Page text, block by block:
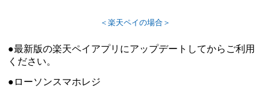
＜楽天ペイの場合＞
●最新版の楽天ペイアプリにアップデートしてからご利用
ください。
●ローソンスマホレジ